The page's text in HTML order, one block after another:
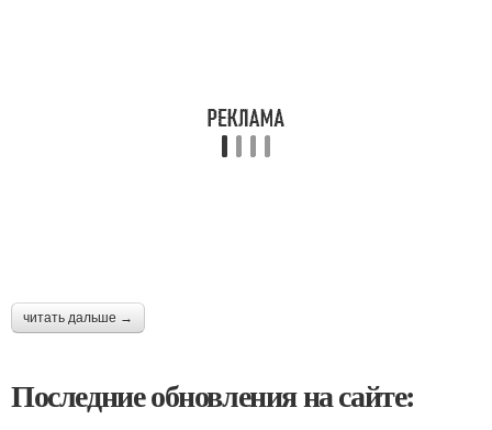
читать дальше →
Последние обновления на сайте: